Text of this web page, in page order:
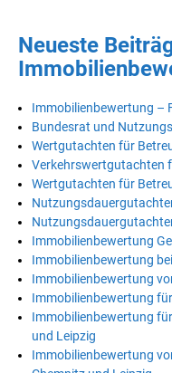
Neueste
Immobilienbewertung –
Bundesrat und
Wertgutachten für
Verkehrswertgutachten
Wertgutachten für
Immobilienbewertung
Immobilienbewertung
Immobilienbewertung
Immobilienbewertung
Immobilienbewertung
und Leipzig
Immobilienbewertung